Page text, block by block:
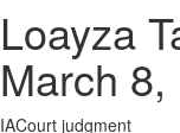
Loayza
March 8,
IACourt judgment